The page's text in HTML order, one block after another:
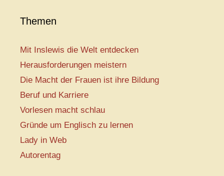
Themen
Mit Inslewis die Welt entdecken
Herausforderungen meistern
Die Macht der Frauen ist ihre Bildung
Beruf und Karriere
Vorlesen macht schlau
Gründe um Englisch zu lernen
Lady in Web
Autorentag